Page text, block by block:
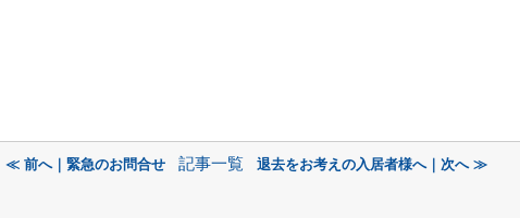
≪ 前へ｜緊急のお問合せ 記事一覧 退去をお考えの入居者様へ｜次へ ≫